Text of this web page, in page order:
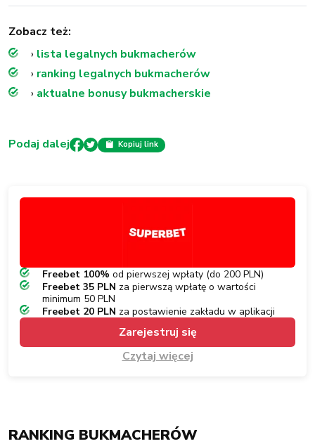
Zobacz też:
› lista legalnych bukmacherów
› ranking legalnych bukmacherów
› aktualne bonusy bukmacherskie
Podaj dalej Kopiuj link
Freebet 100% od pierwszej wpłaty (do 200 PLN)
Freebet 35 PLN za pierwszą wpłatę o wartości
minimum 50 PLN
Freebet 20 PLN za postawienie zakładu w aplikacji
Zarejestruj się
Czytaj więcej
RANKING BUKMACHERÓW